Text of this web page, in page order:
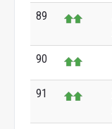
89
90
91